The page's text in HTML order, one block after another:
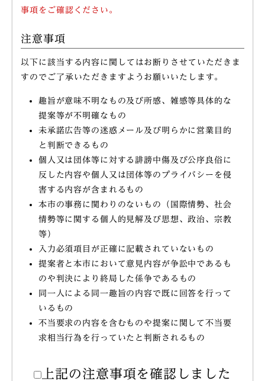
事項をご確認ください。
注意事項
以下に該当する内容に関してはお断りさせていただきま
すのでご了承いただきますようお願いいたします。
趣旨が意味不明なもの及び所感、雑感等具体的な
提案等が不明確なもの
未承諾広告等の迷惑メール及び明らかに営業目的
と判断できるもの
個人又は団体等に対する誹謗中傷及び公序良俗に
反した内容や個人又は団体等のプライバシーを侵
害する内容が含まれるもの
本市の事務に関わりのないもの（国際情勢、社会
情勢等に関する個人的見解及び思想、政治、宗教
等）
入力必須項目が正確に記載されていないもの
提案者と本市において意見内容が争訟中であるも
のや判決により終局した係争であるもの
同一人による同一趣旨の内容で既に回答を行って
いるもの
不当要求の内容を含むものや提案に関して不当要
求相当行為を行っていたと判断されるもの
上記の注意事項を確認しました